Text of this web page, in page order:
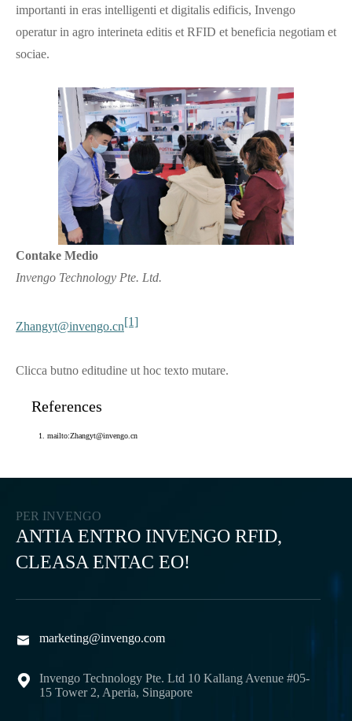
importanti in eras intelligenti et digitalis edificis, Invengo
operatur in agro interineta editis et RFID et beneficia negotiam et
sociae.
Contake Medio
Invengo Technology Pte. Ltd.
Zhangyt@invengo.cn[1]
Clicca butno editudine ut hoc texto mutare.
References
mailto:Zhangyt@invengo.cn
PER INVENGO
ANTIA ENTRO INVENGO RFID,
CLEASA ENTAC EO!
 marketing@invengo.com

Invengo Technology Pte. Ltd 10 Kallang Avenue #05-
15 Tower 2, Aperia, Singapore